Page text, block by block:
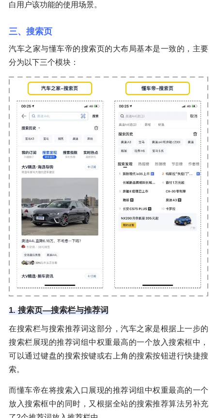
白用户该功能的使用场景。
三、搜索页
汽车之家与懂车帝的搜索页的大布局基本是一致的，主要
分为以下三个模块：
1. 搜索页—搜索栏与推荐词
在搜索栏与搜索推荐词这部分，汽车之家是根据上一步的
搜索栏展现的推荐词组中权重最高的一个放入搜索框中，
可以通过键盘的搜索按键或右上角的搜索按钮进行快捷搜
索。
而懂车帝在将搜索入口展现的推荐词组中权重最高的一个
放入搜索框中的同时，又根据全站的搜索推荐算法另补充